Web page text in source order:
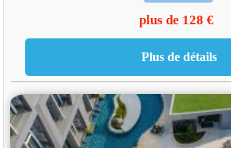
plus de 128 €